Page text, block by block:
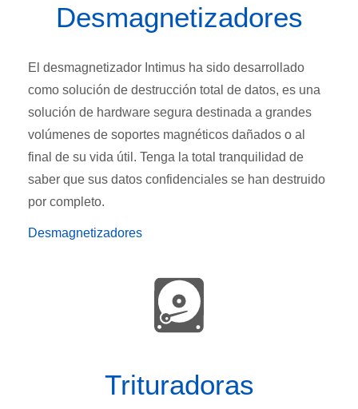
Desmagnetizadores
El desmagnetizador Intimus ha sido desarrollado
como solución de destrucción total de datos, es una
solución de hardware segura destinada a grandes
volúmenes de soportes magnéticos dañados o al
final de su vida útil. Tenga la total tranquilidad de
saber que sus datos confidenciales se han destruido
por completo.
Desmagnetizadores
Trituradoras